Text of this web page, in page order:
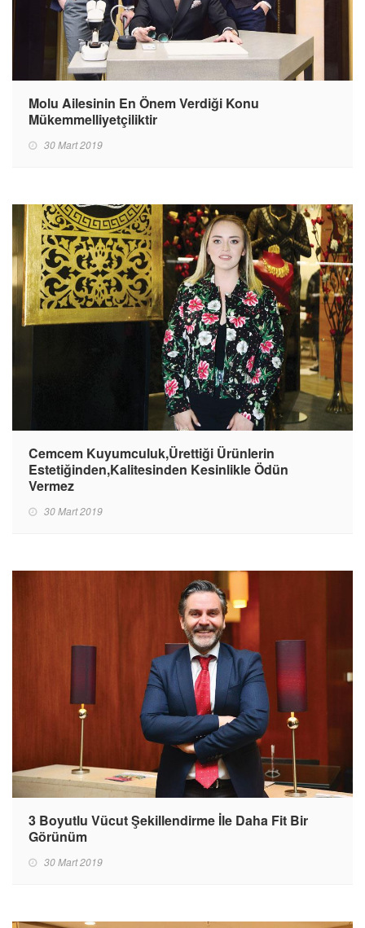
Molu Ailesinin En Önem Verdiği Konu
Mükemmelliyetçiliktir
30 Mart 2019
Cemcem Kuyumculuk,Ürettiği Ürünlerin
Estetiğinden,Kalitesinden Kesinlikle Ödün
Vermez
30 Mart 2019
3 Boyutlu Vücut Şekillendirme İle Daha Fit Bir
Görünüm
30 Mart 2019